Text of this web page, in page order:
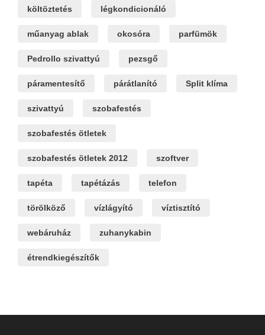
költöztetés légkondicionáló
műanyag ablak okosóra parfümök
Pedrollo szivattyú pezsgő
páramentesítő párátlanító Split klíma
szivattyú szobafestés
szobafestés ötletek
szobafestés ötletek 2012 szoftver
tapéta tapétázás telefon
törölköző vízlágyító víztisztító
webáruház zuhanykabin
étrendkiegészítők